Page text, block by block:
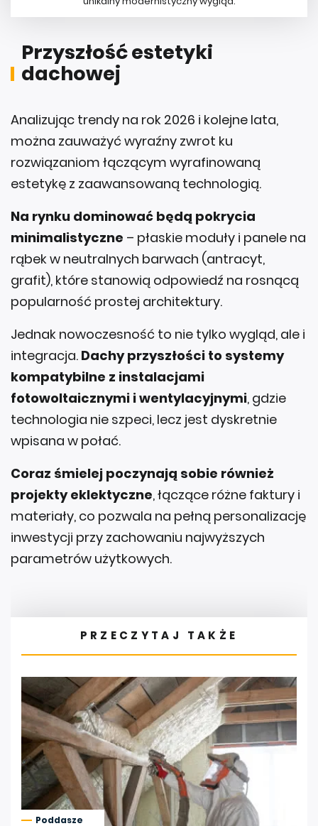
Przyszłość estetyki
dachowej
Analizując trendy na rok 2026 i kolejne lata,
można zauważyć wyraźny zwrot ku
rozwiązaniom łączącym wyrafinowaną
estetykę z zaawansowaną technologią.
Na rynku dominować będą pokrycia
minimalistyczne – płaskie moduły i panele na
rąbek w neutralnych barwach (antracyt,
grafit), które stanowią odpowiedź na rosnącą
popularność prostej architektury.
Jednak nowoczesność to nie tylko wygląd, ale i
integracja. Dachy przyszłości to systemy
kompatybilne z instalacjami
fotowoltaicznymi i wentylacyjnymi, gdzie
technologia nie szpeci, lecz jest dyskretnie
wpisana w połać.
Coraz śmielej poczynają sobie również
projekty eklektyczne, łączące różne faktury i
materiały, co pozwala na pełną personalizację
inwestycji przy zachowaniu najwyższych
parametrów użytkowych.